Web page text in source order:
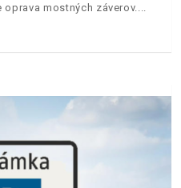
mostných záverov.